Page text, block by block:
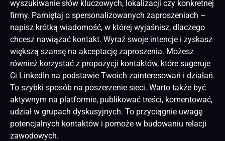
wyszukiwanie słów kluczowych, lokalizacji czy konkretnej
firmy. Pamiętaj o spersonalizowanych zaproszeniach –
napisz krótką wiadomość, w której wyjaśnisz, dlaczego
chcesz nawiązać kontakt. Wyraź swoje intencje i zyskasz
większą szansę na akceptację zaproszenia. Możesz
również korzystać z propozycji kontaktów, które sugeruje
Ci LinkedIn na podstawie Twoich zainteresowań i działań.
To szybki sposób na poszerzenie sieci. Warto także być
aktywnym na platformie, publikować treści, komentować,
udział w grupach dyskusyjnych. To przyciągnie uwagę
potencjalnych kontaktów i pomoże w budowaniu relacji
zawodowych.